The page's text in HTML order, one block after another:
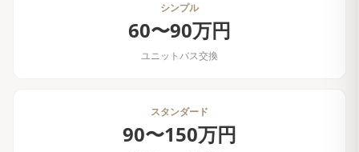
シンプル
60〜90万円
ユニットバス交換
スタンダード
90〜150万円